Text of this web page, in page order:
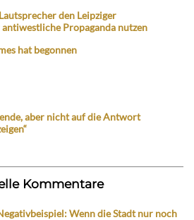
den Leipziger
Propaganda nutzen
hat begonnen
aber nicht auf die Antwort
Kommentare
Wenn die Stadt nur noch